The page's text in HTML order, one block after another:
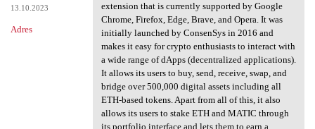
13.10.2023
Adres
extension that is currently supported by Google
Chrome, Firefox, Edge, Brave, and Opera. It was
initially launched by ConsenSys in 2016 and
makes it easy for crypto enthusiasts to interact with
a wide range of dApps (decentralized applications).
It allows its users to buy, send, receive, swap, and
bridge over 500,000 digital assets including all
ETH-based tokens. Apart from all of this, it also
allows its users to stake ETH and MATIC through
its portfolio interface and lets them to earn a